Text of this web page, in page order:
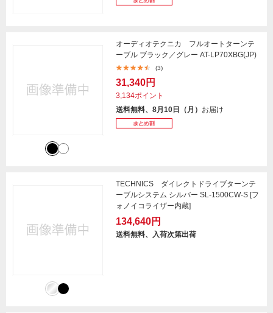
オーディオテクニカ フルオートターンテ
ーブル ブラック／グレー AT-LP70XBG(JP)
(3)
31,340円
3,134ポイント
送料無料、8月10日（月） お届け
TECHNICS ダイレクトドライブターンテ
ーブルシステム シルバー SL-1500CW-S [フ
ォノイコライザー内蔵]
134,640円
送料無料、入荷次第出荷